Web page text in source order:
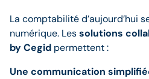
La comptabilité d’aujourd’hui
numérique. Lessolutions
by Cegid permettent :
Une communication